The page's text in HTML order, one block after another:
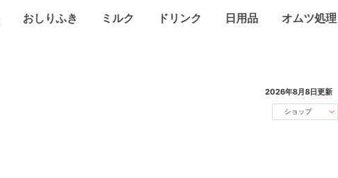
おしりふき ミルク ドリンク 日用品 オムツ処理
2026年8月8日更新
ショップ